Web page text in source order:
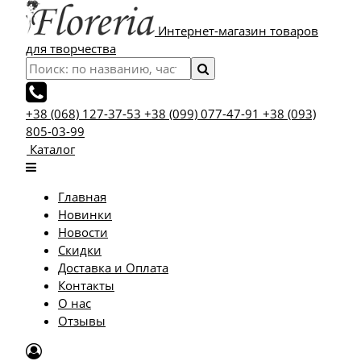
Интернет-магазин товаров
для творчества
+38 (068) 127-37-53 +38 (099) 077-47-91 +38 (093)
805-03-99
Каталог
Главная
Новинки
Новости
Скидки
Доставка и Оплата
Контакты
О нас
Отзывы